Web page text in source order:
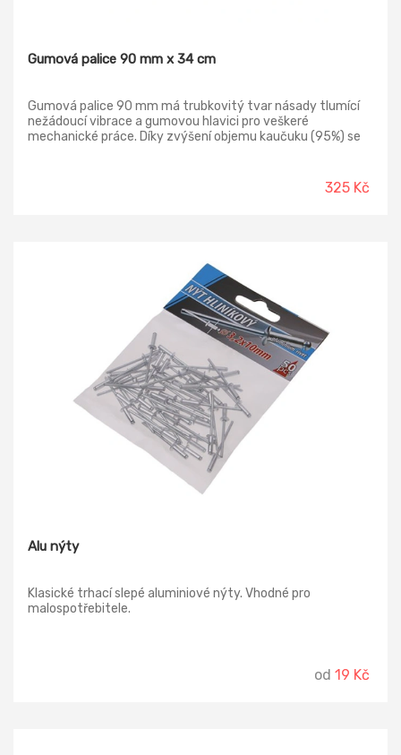
Gumová palice 90 mm x 34 cm
Gumová palice 90 mm má trubkovitý tvar násady tlumící
nežádoucí vibrace a gumovou hlavici pro veškeré
mechanické práce. Díky zvýšení objemu kaučuku (95%) se
325 Kč
Alu nýty
Klasické trhací slepé aluminiové nýty. Vhodné pro
malospotřebitele.
od 19 Kč